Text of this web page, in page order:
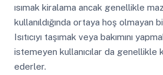
ısımak kiralama ancak genellikle
kullanıldığında ortaya hoş olmayan
Isıtıcıyı taşımak veya bakımını
istemeyen kullanıcılar da genellikle
ederler.